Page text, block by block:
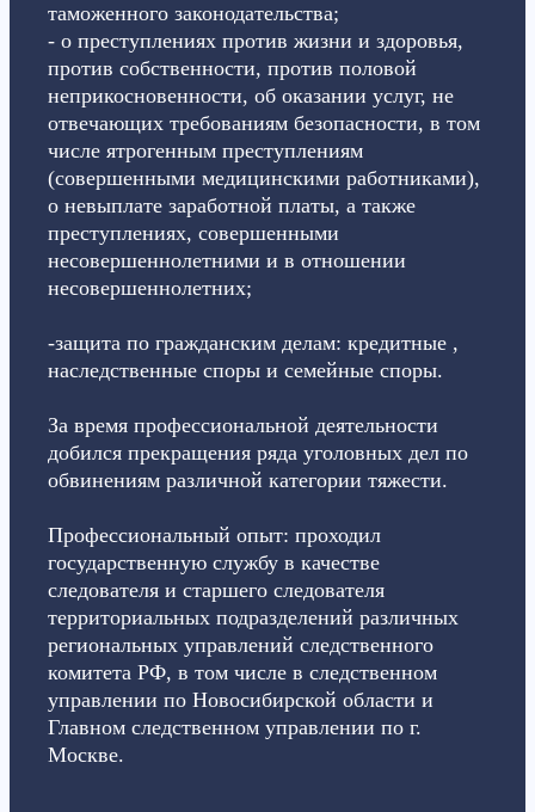
таможенного законодательства;
- о преступлениях против жизни и здоровья,
против собственности, против половой
неприкосновенности, об оказании услуг, не
отвечающих требованиям безопасности, в том
числе ятрогенным преступлениям
(совершенными медицинскими работниками),
о невыплате заработной платы, а также
преступлениях, совершенными
несовершеннолетними и в отношении
несовершеннолетних;
-защита по гражданским делам: кредитные ,
наследственные споры и семейные споры.
За время профессиональной деятельности
добился прекращения ряда уголовных дел по
обвинениям различной категории тяжести.
Профессиональный опыт: проходил
государственную службу в качестве
следователя и старшего следователя
территориальных подразделений различных
региональных управлений следственного
комитета РФ, в том числе в следственном
управлении по Новосибирской области и
Главном следственном управлении по г.
Москве.